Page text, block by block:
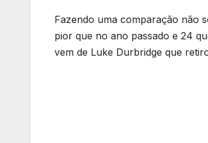
Fazendo uma comparação não
pior que no ano passado e 24
vem de Luke Durbridge que